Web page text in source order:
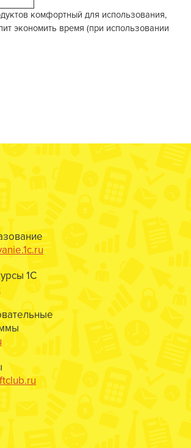
комфортный для использования,
экономить время (при использовании
1С